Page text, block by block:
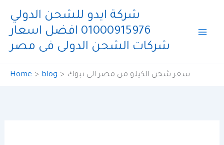
content
شركة ايدو للشحن الدولي
01000915976 افضل اسعار
شركات الشحن الدولى فى مصر
Home blog سعر شحن الكيلو من مصر الى تبوك